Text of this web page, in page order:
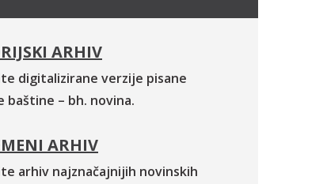
ARHIV
digitalizirane verzije pisane
baštine – bh. novina.
ARHIV
arhiv najznačajnijih novinskih